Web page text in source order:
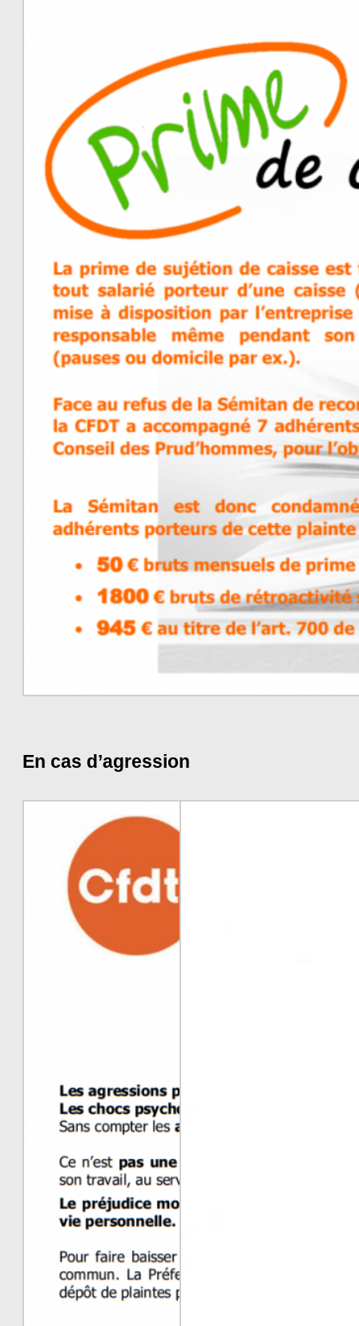
En cas d’agression